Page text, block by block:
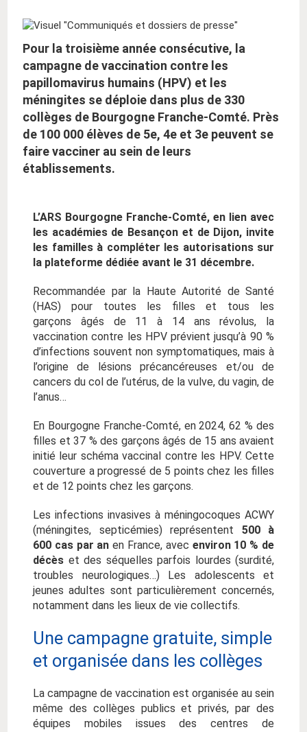
Pour la troisième année consécutive, la
campagne de vaccination contre les
papillomavirus humains (HPV) et les
méningites se déploie dans plus de 330
collèges de Bourgogne Franche-Comté. Près
de 100 000 élèves de 5e, 4e et 3e peuvent se
faire vacciner au sein de leurs
établissements.
L’ARS Bourgogne Franche-Comté, en lien avec
les académies de Besançon et de Dijon, invite
les familles à compléter les autorisations sur
la plateforme dédiée avant le 31 décembre.
Recommandée par la Haute Autorité de Santé
(HAS) pour toutes les filles et tous les
garçons âgés de 11 à 14 ans révolus, la
vaccination contre les HPV prévient jusqu’à 90 %
d’infections souvent non symptomatiques, mais à
l’origine de lésions précancéreuses et/ou de
cancers du col de l’utérus, de la vulve, du vagin, de
l’anus…
En Bourgogne Franche-Comté, en 2024, 62 % des
filles et 37 % des garçons âgés de 15 ans avaient
initié leur schéma vaccinal contre les HPV. Cette
couverture a progressé de 5 points chez les filles
et de 12 points chez les garçons.
Les infections invasives à méningocoques ACWY
(méningites, septicémies) représentent 500 à
600 cas par an en France, avec environ 10 % de
décès et des séquelles parfois lourdes (surdité,
troubles neurologiques…) Les adolescents et
jeunes adultes sont particulièrement concernés,
notamment dans les lieux de vie collectifs.
Une campagne gratuite, simple
et organisée dans les collèges
La campagne de vaccination est organisée au sein
même des collèges publics et privés, par des
équipes mobiles issues des centres de